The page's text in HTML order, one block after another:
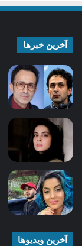
آخرین خبرها
آخرین ویدیوها